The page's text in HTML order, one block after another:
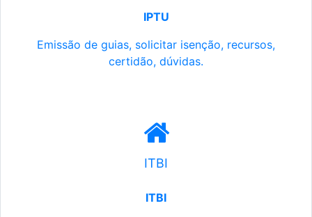
IPTU
Emissão de guias, solicitar isenção, recursos,
certidão, dúvidas.
ITBI
ITBI